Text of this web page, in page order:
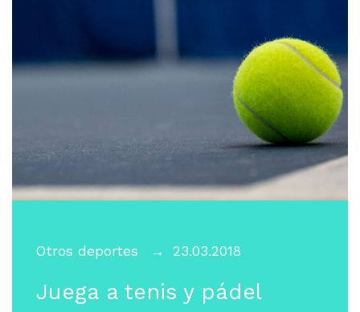
Otros deportes 23.03.2018
Juega a tenis y pádel